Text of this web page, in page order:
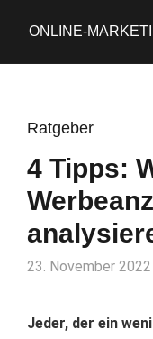
ONLINE-
Ratgeber
4 Tipps:
23. November
Jeder, der ein